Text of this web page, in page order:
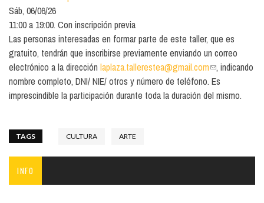
Sáb, 06/06/26
11:00 a 19:00. Con inscripción previa
Las personas interesadas en formar parte de este taller, que es
gratuito, tendrán que inscribirse previamente enviando un correo
electrónico a la dirección laplaza.tallerestea@gmail.com(link sends
e-mail)
, indicando
nombre completo, DNI/ NIE/ otros y número de teléfono. Es
imprescindible la participación durante toda la duración del mismo.
TAGS CULTURA ARTE
INFO